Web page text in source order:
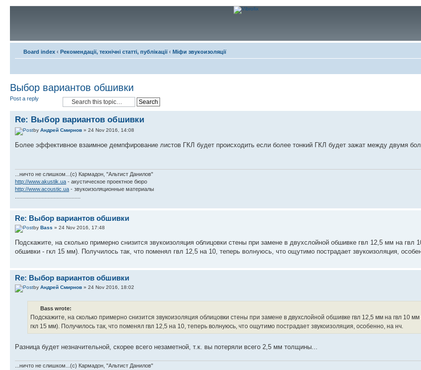
Board index ‹ Рекомендації, технічні статті, публікації ‹ Міфи звукоизоляції
Выбор вариантов обшивки
Post a reply
Re: Выбор вариантов обшивки
by Андрей Смирнов » 24 Nov 2016, 14:08
Более эффективное взаимное демпфирование листов ГКЛ будет происходить если более тонкий ГКЛ будет зажат между двумя
...ничто не слишком...(с) Кармадон, "Альтист Данилов"
http://www.akustik.ua - акустическое проектное бюро
http://www.acoustic.ua - звукоизоляционные материалы
Re: Выбор вариантов обшивки
by Bass » 24 Nov 2016, 17:48
Подскажите, на сколько примерно снизится звукоизоляция облицовки стены при замене в двухслойной обшивке гвл 12,5 мм на гвл
обшивки - гкл 15 мм). Получилось так, что поменял гвл 12,5 на 10, теперь волнуюсь, что ощутимо пострадает звукоизоляция,
Re: Выбор вариантов обшивки
by Андрей Смирнов » 24 Nov 2016, 18:02
Bass wrote:
Подскажите, на сколько примерно снизится звукоизоляция облицовки стены при замене в двухслойной обшивке гвл 12,5 мм на гвл 10
гкл 15 мм). Получилось так, что поменял гвл 12,5 на 10, теперь волнуюсь, что ощутимо пострадает звукоизоляция, особенно, на нч.
Разница будет незначительной, скорее всего незаметной, т.к. вы потеряли всего 2,5 мм толщины...
...ничто не слишком...(с) Кармадон, "Альтист Данилов"